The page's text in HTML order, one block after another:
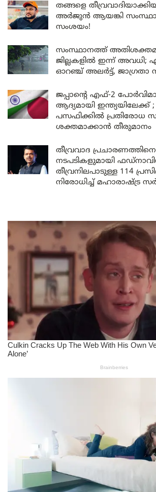
തങ്ങളെ
അർജുൻ ആയങ്കി
സംശയം!
സംസ്ഥാനത്ത്
ജില്ലകളിൽ ഇന്ന് അവധി;
ഓറഞ്ച് അലർട്ട്, ജാഗ്രതാ
ജപ്പാന്റെ എഫ്-2
ആദ്യമായി ഇന്ത്യയിലേക്ക്
പസഫിക്കിൽ പ്രതിരോധ
ശക്തമാക്കാൻ തീരുമാനം
തീവ്രവാദ
നടപടികളുമായി
തീവ്രനിലപാടുള്ള 114
നിരോധിച്ച് മഹാരാഷ്ട്ര